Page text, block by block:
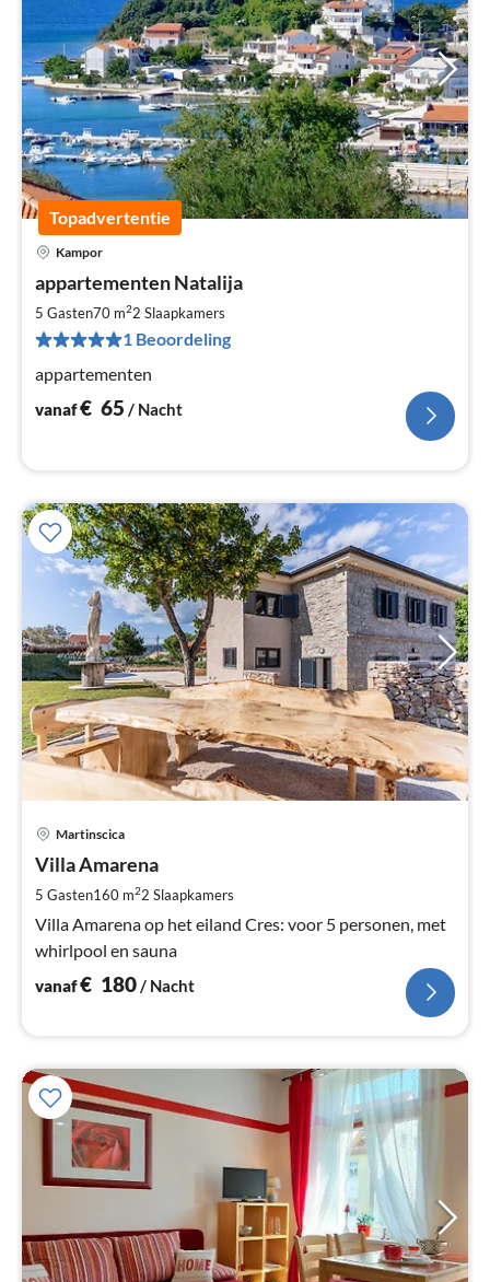
Topadvertentie
Kampor
appartementen Natalija
5 Gasten70 m22 Slaapkamers
1 Beoordeling
appartementen
vanaf€ 65 / Nacht
Martinscica
Villa Amarena
5 Gasten160 m22 Slaapkamers
Villa Amarena op het eiland Cres: voor 5 personen, met
whirlpool en sauna
vanaf€ 180/ Nacht